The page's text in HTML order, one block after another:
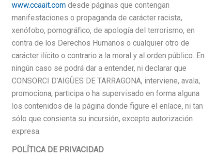
www.ccaait.com desde páginas que contengan
manifestaciones o propaganda de carácter racista,
xenófobo, pornográfico, de apología del terrorismo, en
contra de los Derechos Humanos o cualquier otro de
carácter ilícito o contrario a la moral y al orden público. En
ningún caso se podrá dar a entender, ni declarar que
CONSORCI D’AIGÜES DE TARRAGONA, interviene, avala,
promociona, participa o ha supervisado en forma alguna
los contenidos de la página donde figure el enlace, ni tan
sólo que consienta su incursión, excepto autorización
expresa.
POLÍTICA DE PRIVACIDAD